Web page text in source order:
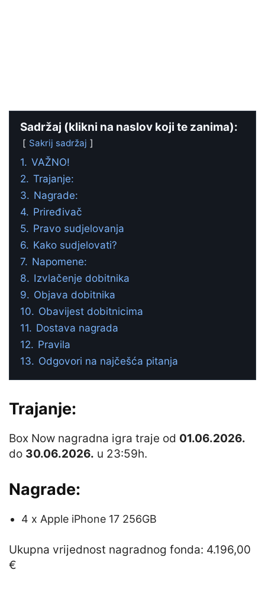
Sadržaj (klikni na naslov koji te zanima):
Sakrij sadržaj
1. VAŽNO!
2. Trajanje:
3. Nagrade:
4. Priređivač
5. Pravo sudjelovanja
6. Kako sudjelovati?
7. Napomene:
8. Izvlačenje dobitnika
9. Objava dobitnika
10. Obavijest dobitnicima
11. Dostava nagrada
12. Pravila
13. Odgovori na najčešća pitanja
Trajanje:
Box Now nagradna igra traje od 01.06.2026.
do 30.06.2026. u 23:59h.
Nagrade:
4 x Apple iPhone 17 256GB
Ukupna vrijednost nagradnog fonda: 4.196,00
€